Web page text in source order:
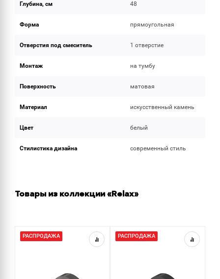
Глубина, см 48
Форма прямоугольная
Отверстия под смеситель 1 отверстие
Монтаж на тумбу
Поверхность матовая
Материал искусственный камень
Цвет белый
Стилистика дизайна современный стиль
Товары из коллекции «Relax»
РАСПРОДАЖА РАСПРОДАЖА